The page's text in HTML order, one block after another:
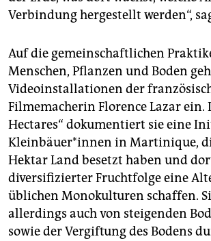
Verbindung hergestellt werden“,
Auf die gemeinschaftlichen
Menschen, Pflanzen und Boden
Videoinstallationen der
Filmemacherin Florence Lazar ein.
Hectares“ dokumentiert sie eine
Klein­bäue­r*in­nen in Martinique,
Hektar Land besetzt haben und
diversifizierter Fruchtfolge eine
üblichen Monokulturen schaffen.
allerdings auch von steigenden
sowie der Vergiftung des Bodens